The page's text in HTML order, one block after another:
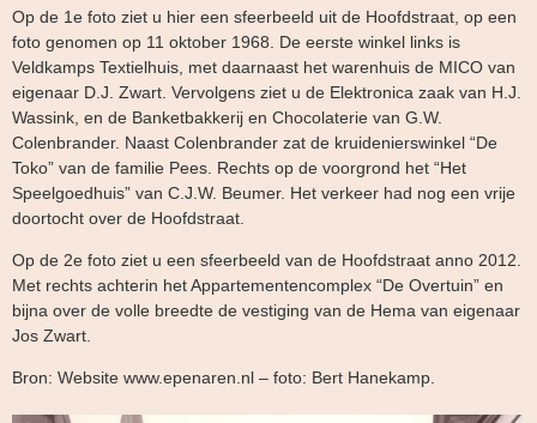
Op de 1e foto ziet u hier een sfeerbeeld uit de Hoofdstraat, op een
foto genomen op 11 oktober 1968. De eerste winkel links is
Veldkamps Textielhuis, met daarnaast het warenhuis de MICO van
eigenaar D.J. Zwart. Vervolgens ziet u de Elektronica zaak van H.J.
Wassink, en de Banketbakkerij en Chocolaterie van G.W.
Colenbrander. Naast Colenbrander zat de kruidenierswinkel “De
Toko” van de familie Pees. Rechts op de voorgrond het “Het
Speelgoedhuis” van C.J.W. Beumer. Het verkeer had nog een vrije
doortocht over de Hoofdstraat.
Op de 2e foto ziet u een sfeerbeeld van de Hoofdstraat anno 2012.
Met rechts achterin het Appartementencomplex “De Overtuin” en
bijna over de volle breedte de vestiging van de Hema van eigenaar
Jos Zwart.
Bron: Website www.epenaren.nl – foto: Bert Hanekamp.